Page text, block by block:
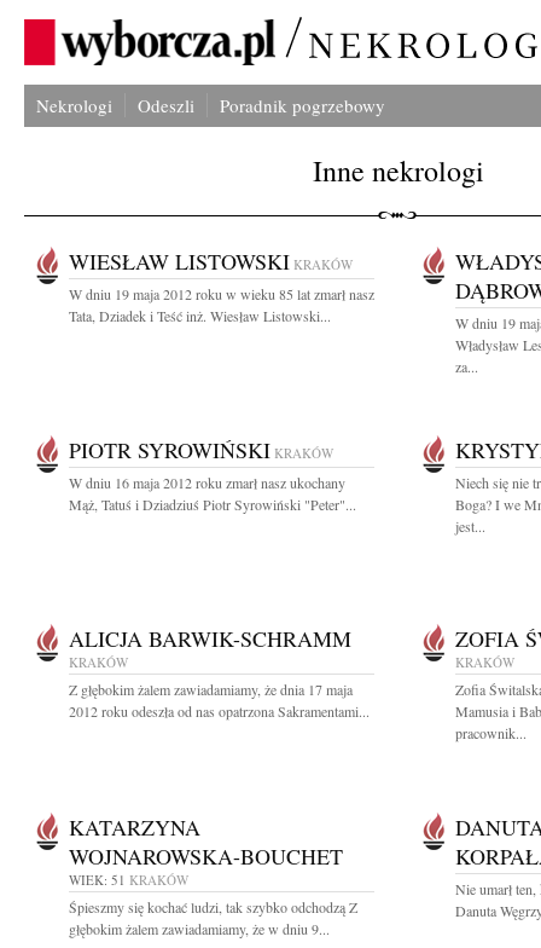
Nekrologi Odeszli Poradnik pogrzebowy
Inne nekrologi
WIESŁAW LISTOWSKI KRAKÓW
W dniu 19 maja 2012 roku w wieku 85 lat zmarł nasz
Tata, Dziadek i Teść inż. Wiesław Listowski...
W dniu 19
Władysław
za...
PIOTR SYROWIŃSKI KRAKÓW
W dniu 16 maja 2012 roku zmarł nasz ukochany
Mąż, Tatuś i Dziadziuś Piotr Syrowiński "Peter"...
Niech się nie
Boga? I we
jest...
ALICJA BARWIK-SCHRAMM
KRAKÓW
Z głębokim żalem zawiadamiamy, że dnia 17 maja
2012 roku odeszła od nas opatrzona Sakramentami...
ZOFIA
KRAKÓW
Zofia
Mamusia i
pracownik...
KATARZYNA
WOJNAROWSKA-BOUCHET
WIEK: 51 KRAKÓW
Śpieszmy się kochać ludzi, tak szybko odchodzą Z
głębokim żalem zawiadamiamy, że w dniu 9...
Nie umarł
Danuta